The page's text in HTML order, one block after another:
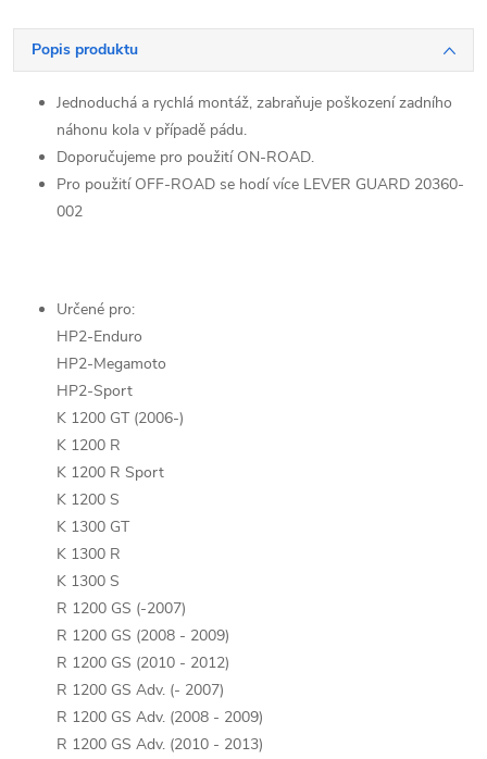
Popis produktu
Jednoduchá a rychlá montáž, zabraňuje poškození zadního
náhonu kola v případě pádu.
Doporučujeme pro použití ON-ROAD.
Pro použití OFF-ROAD se hodí více LEVER GUARD 20360-
002
Určené pro:
HP2-Enduro
HP2-Megamoto
HP2-Sport
K 1200 GT (2006-)
K 1200 R
K 1200 R Sport
K 1200 S
K 1300 GT
K 1300 R
K 1300 S
R 1200 GS (-2007)
R 1200 GS (2008 - 2009)
R 1200 GS (2010 - 2012)
R 1200 GS Adv. (- 2007)
R 1200 GS Adv. (2008 - 2009)
R 1200 GS Adv. (2010 - 2013)